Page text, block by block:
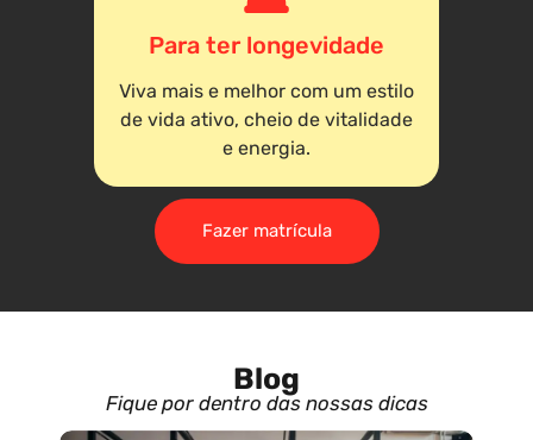
Para ter longevidade
Viva mais e melhor com um estilo
de vida ativo, cheio de vitalidade
e energia.
Fazer matrícula
Blog
Fique por dentro das nossas dicas